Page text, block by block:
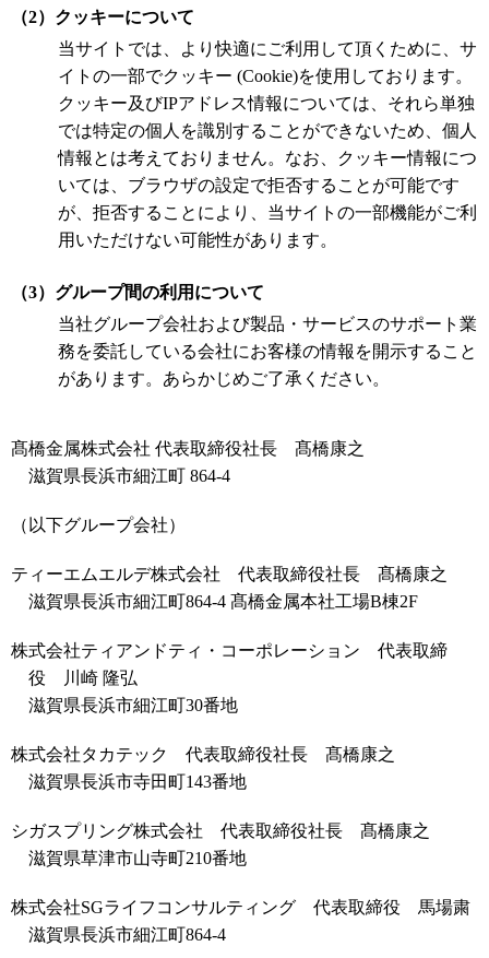
（2）クッキーについて
当サイトでは、より快適にご利用して頂くために、サ
イトの一部でクッキー (Cookie)を使用しております。
クッキー及びIPアドレス情報については、それら単独
では特定の個人を識別することができないため、個人
情報とは考えておりません。なお、クッキー情報につ
いては、ブラウザの設定で拒否することが可能です
が、拒否することにより、当サイトの一部機能がご利
用いただけない可能性があります。
（3）グループ間の利用について
当社グループ会社および製品・サービスのサポート業
務を委託している会社にお客様の情報を開示すること
があります。あらかじめご了承ください。
髙橋金属株式会社 代表取締役社長 髙橋康之
滋賀県長浜市細江町 864-4
（以下グループ会社）
ティーエムエルデ株式会社 代表取締役社長 髙橋康之
滋賀県長浜市細江町864-4 髙橋金属本社工場B棟2F
株式会社ティアンドティ・コーポレーション 代表取締
役 川崎 隆弘
滋賀県長浜市細江町30番地
株式会社タカテック 代表取締役社長 髙橋康之
滋賀県長浜市寺田町143番地
シガスプリング株式会社 代表取締役社長 髙橋康之
滋賀県草津市山寺町210番地
株式会社SGライフコンサルティング 代表取締役 馬場粛
滋賀県長浜市細江町864-4